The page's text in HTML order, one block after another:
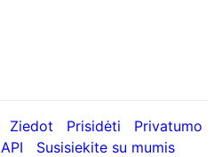
Ziedot Prisidėti
Privatumo
API Susisiekite su mumis